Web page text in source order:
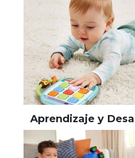
Aprendizaje y